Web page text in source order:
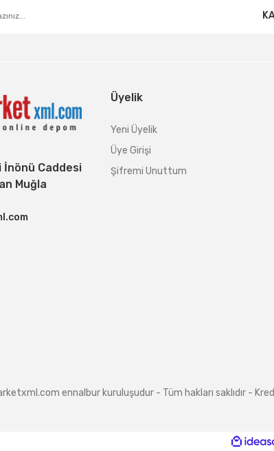
İnönü Caddesi
Muğla
Üyelik
Yeni Üyelik
Üye Girişi
Şifremi Unuttum
ennalbur kuruluşudur - Tüm hakları saklıdır -